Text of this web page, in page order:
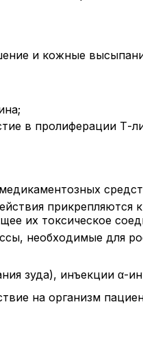
и кожные
в пролиферации Т-
их токсическое
необходимые для
зуда), инъекции α-
на организм